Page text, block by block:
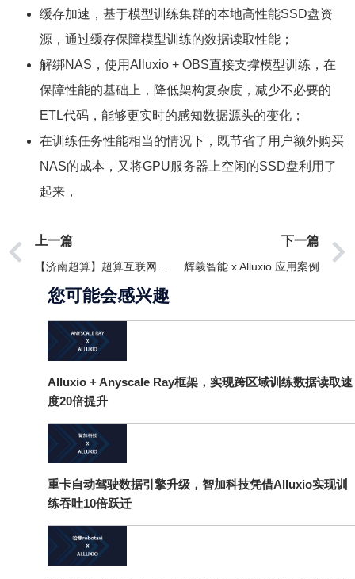
缓存加速，基于模型训练集群的本地高性能SSD盘资
源，通过缓存保障模型训练的数据读取性能；
解绑NAS，使用Alluxio + OBS直接支撑模型训练，在
保障性能的基础上，降低架构复杂度，减少不必要的
ETL代码，能够更实时的感知数据源头的变化；
在训练任务性能相当的情况下，既节省了用户额外购买
NAS的成本，又将GPU服务器上空闲的SSD盘利用了
起来，
上一篇
【济南超算】超算互联网统一存储平台技术研究
下一篇
辉羲智能 x Alluxio 应用案例
您可能会感兴趣
Alluxio + Anyscale Ray框架，实现跨区域训练数据读取速
度20倍提升
重卡自动驾驶数据引擎升级，智加科技凭借Alluxio实现训
练吞吐10倍跃迁